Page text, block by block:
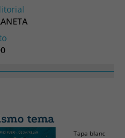
tema
Tapa blanda o